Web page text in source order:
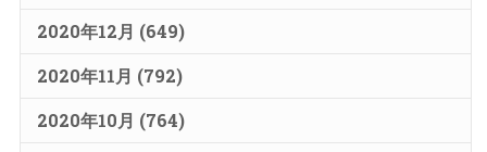
2020年12月 (649)
2020年11月 (792)
2020年10月 (764)